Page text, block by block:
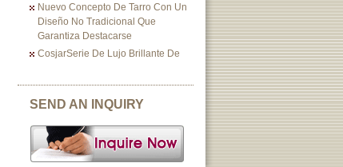
Nuevo Concepto De Tarro Con Un
Diseño No Tradicional Que
Garantiza Destacarse
CosjarSerie De Lujo Brillante De
SEND AN INQUIRY